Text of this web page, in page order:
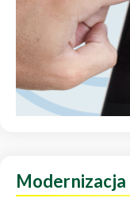
Modernizacja